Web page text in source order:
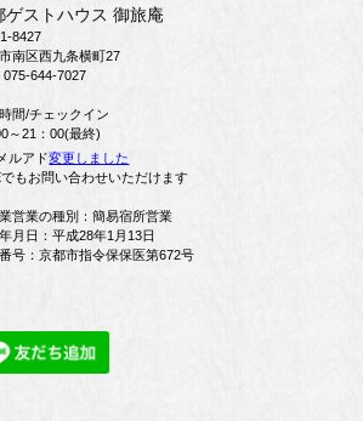
ゲストハウス 御旅庵
8427
南区西九条横町27
075-644-7027
間/チェックイン
～21：00(最終)
メルアド変更しました
でもお問い合わせいただけます
営業の種別：簡易宿所営業
月日：平成28年1月13日
号：京都市指令保保医第672号